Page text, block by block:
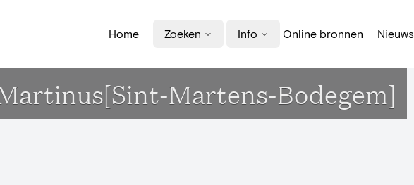
Home Zoeken Info Online bronnen Nieuws
Martens-Bodegem]